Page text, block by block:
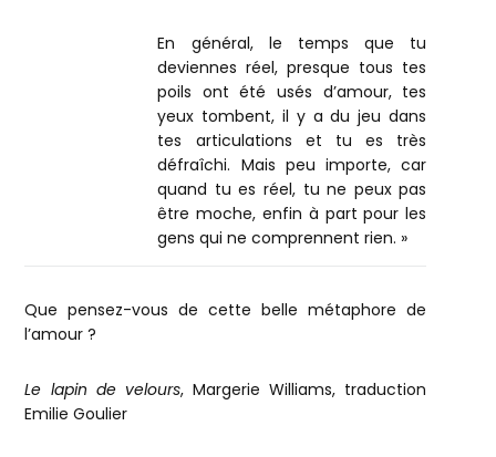
En général, le temps que tu
deviennes réel, presque tous tes
poils ont été usés d’amour, tes
yeux tombent, il y a du jeu dans
tes articulations et tu es très
défraîchi. Mais peu importe, car
quand tu es réel, tu ne peux pas
être moche, enfin à part pour les
gens qui ne comprennent rien. »
Que pensez-vous de cette belle métaphore de
l’amour ?
Le lapin de velours, Margerie Williams, traduction
Emilie Goulier